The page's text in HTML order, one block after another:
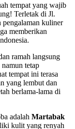
tempat yang wajib
Terletak di Jl.
kuliner
memberikan
ramah langsung
tetap
tempat ini terasa
yang lembut dan
berlama-lama di
adalah Martabak
kulit yang renyah